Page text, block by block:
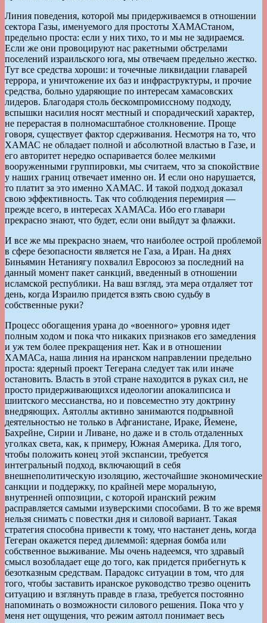
Линия поведения, которой мы придерживаемся в отношении
сектора Газы, именуемого для простоты ХАМАСтаном,
предельно проста: если у них тихо, то и мы не задираемся.
Если же они провоцируют нас ракетными обстрелами
поселений израильского юга, мы отвечаем предельно жестко.
Тут все средства хороши: и точечные ликвидации главарей
террора, и уничтожение их баз и инфраструктуры, и прочие
средства, больно ударяющие по интересам хамасовских
лидеров. Благодаря столь бескомпромиссному подходу,
вспышки насилия носят местный и спорадический характер,
не перерастая в полномасштабное столкновение. Проще
говоря, существует фактор сдерживания. Несмотря на то, что
ХАМАС не обладает полной и абсолютной властью в Газе, и
его авторитет нередко оспаривается более мелкими
вооруженными группировки, мы считаем, что за спокойствие
у наших границ отвечает именно он. И если оно нарушается,
то платит за это именно ХАМАС. И такой подход доказал
свою эффективность. Так что соблюдения перемирия —
прежде всего, в интересах ХАМАСа. Ибо его главари
прекрасно знают, что будет, если они выйдут за флажки.
И все же мы прекрасно знаем, что наиболее острой проблемой
в сфере безопасности является не Газа, а Иран. На днях
Биньямин Нетаниягу похвалил Евросоюз за последний на
данный момент пакет санкций, введенный в отношении
исламской республики. На ваш взгляд, эта мера отдаляет тот
день, когда Израилю придется взять свою судьбу в
собственные руки?
Процесс обогащения урана до «военного» уровня идет
полным ходом и пока что никаких признаков его замедления
и уж тем более прекращения нет. Как и в отношении
ХАМАСа, наша линия на иранском направлении предельно
проста: ядерный проект Тегерана следует так или иначе
остановить. Власть в этой стране находится в руках сил, не
просто придерживающихся идеологии апокалипсиса и
шиитского мессианства, но и повсеместно эту доктрину
внедряющих. Аятоллы активно занимаются подрывной
деятельностью не только в Афганистане, Ираке, Йемене,
Бахрейне, Сирии и Ливане, но даже и в столь отдаленных
уголках света, как, к примеру, Южная Америка. Для того,
чтобы положить конец этой экспансии, требуется
интегральный подход, включающий в себя
внешнеполитическую изоляцию, жесточайшие экономические
санкции и поддержку, по крайней мере моральную,
внутренней оппозиции, с которой иранский режим
расправляется самыми изуверскими способами. В то же время
нельзя снимать с повестки дня и силовой вариант. Такая
стратегия способна привести к тому, что настанет день, когда
Тегеран окажется перед дилеммой: ядерная бомба или
собственное выживание. Мы очень надеемся, что здравый
смысл возобладает еще до того, как придется прибегнуть к
безотказным средствам. Парадокс ситуации в том, что для
того, чтобы заставить иранское руководство трезво оценить
ситуацию и взглянуть правде в глаза, требуется постоянно
напоминать о возможности силового решения. Пока что у
меня нет ощущения, что режим аятолл понимает весь